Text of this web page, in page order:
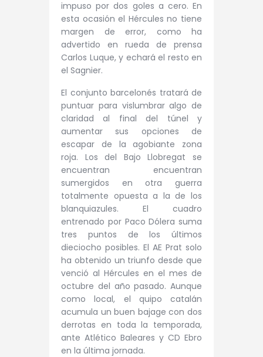
impuso por dos goles a cero. En
esta ocasión el Hércules no tiene
margen de error, como ha
advertido en rueda de prensa
Carlos Luque, y echará el resto en
el Sagnier.
El conjunto barcelonés tratará de
puntuar para vislumbrar algo de
claridad al final del túnel y
aumentar sus opciones de
escapar de la agobiante zona
roja. Los del Bajo Llobregat se
encuentran encuentran
sumergidos en otra guerra
totalmente opuesta a la de los
blanquiazules. El cuadro
entrenado por Paco Dólera suma
tres puntos de los últimos
dieciocho posibles. El AE Prat solo
ha obtenido un triunfo desde que
venció al Hércules en el mes de
octubre del año pasado. Aunque
como local, el quipo catalán
acumula un buen bajage con dos
derrotas en toda la temporada,
ante Atlético Baleares y CD Ebro
en la última jornada.